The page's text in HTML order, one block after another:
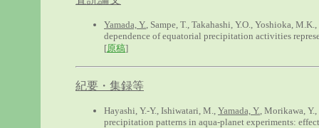
Yamada, Y., Sampe, T., Takahashi, Y.O., Yoshioka,
dependence of equatorial precipitation activities
[原稿]
紀要・集録等
Hayashi, Y.-Y., Ishiwatari, M., Yamada, Y., Morikawa,
precipitation patterns in aqua-planet experiments: